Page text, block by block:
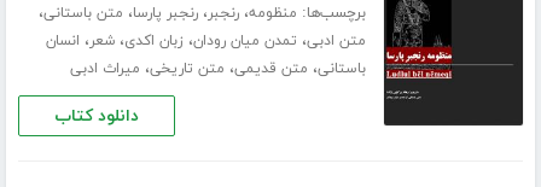
برچسب‌ها: منظومه،رنجبر،رنجبر پارسا، متن باستانی،
متن ادبی، تمدن میان رودان، زبان اکدی،شعر، انسان
باستانی، متن قدیمی، متن تاریخی، میراث ادبی
دانلود کتاب